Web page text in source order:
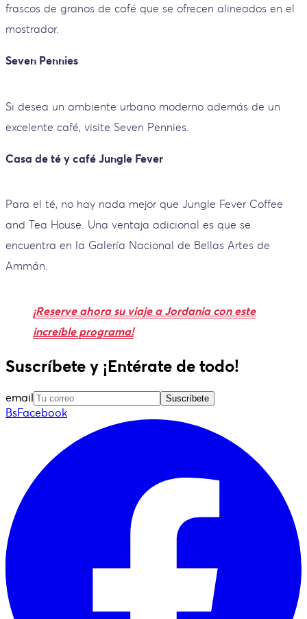
frascos de granos de café que se ofrecen alineados en el
mostrador.
Seven Pennies
Si desea un ambiente urbano moderno además de un
excelente café, visite Seven Pennies.
Casa de té y café Jungle Fever
Para el té, no hay nada mejor que Jungle Fever Coffee
and Tea House. Una ventaja adicional es que se
encuentra en la Galería Nacional de Bellas Artes de
Ammán.
¡Reserve ahora su viaje a Jordania con este
increíble programa!
Suscríbete y ¡Entérate de todo!
email Suscríbete
BsFacebook